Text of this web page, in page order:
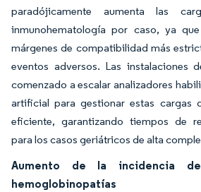
paradójicamente aumenta las
inmunohematología por caso, ya
márgenes de compatibilidad más
eventos adversos. Las instalaciones
comenzado a escalar analizadores
artificial para gestionar estas cargas
eficiente, garantizando tiempos de
para los casos geriátricos de alta
Aumento de la incidencia
hemoglobinopatías